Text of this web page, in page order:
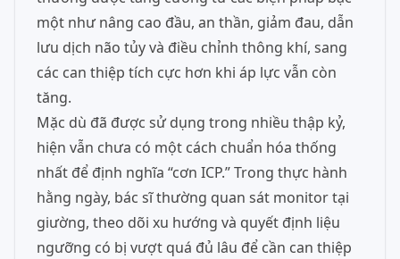
một như nâng cao đầu, an thần, giảm đau, dẫn
lưu dịch não tủy và điều chỉnh thông khí, sang
các can thiệp tích cực hơn khi áp lực vẫn còn
tăng.
Mặc dù đã được sử dụng trong nhiều thập kỷ,
hiện vẫn chưa có một cách chuẩn hóa thống
nhất để định nghĩa “cơn ICP.” Trong thực hành
hằng ngày, bác sĩ thường quan sát monitor tại
giường, theo dõi xu hướng và quyết định liệu
ngưỡng có bị vượt quá đủ lâu để cần can thiệp